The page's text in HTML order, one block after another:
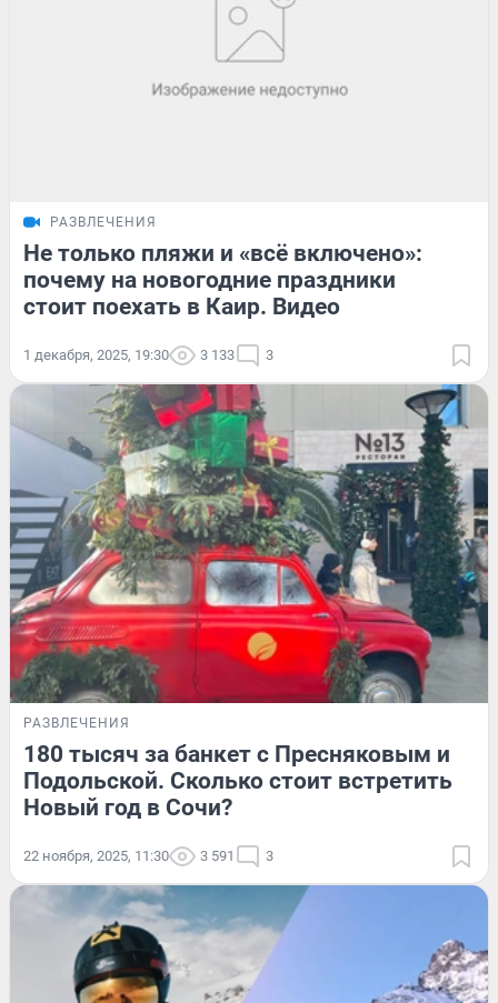
РАЗВЛЕЧЕНИЯ
Не только пляжи и «всё включено»:
почему на новогодние праздники
стоит поехать в Каир. Видео
1 декабря, 2025, 19:30 3 133 3
РАЗВЛЕЧЕНИЯ
180 тысяч за банкет с Пресняковым и
Подольской. Сколько стоит встретить
Новый год в Сочи?
22 ноября, 2025, 11:30 3 591 3